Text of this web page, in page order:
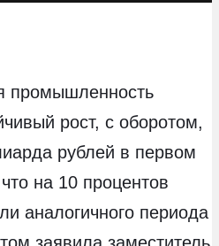
промышленность
рост, с оборотом,
рублей в первом
на 10 процентов
аналогичного периода